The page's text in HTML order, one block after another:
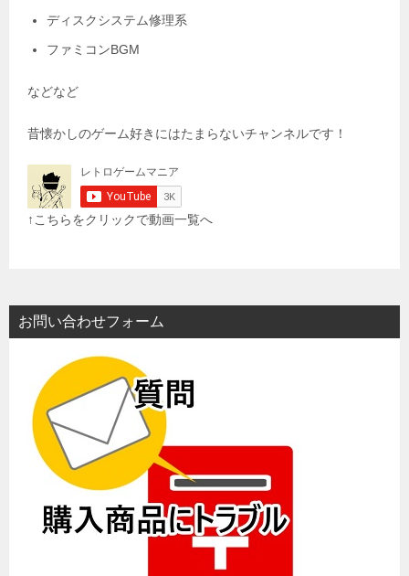
ディスクシステム修理系
ファミコンBGM
などなど
昔懐かしのゲーム好きにはたまらないチャンネルです！
↑こちらをクリックで動画一覧へ
お問い合わせフォーム